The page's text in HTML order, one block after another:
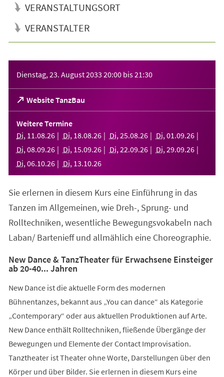
VERANSTALTUNGSORT
VERANSTALTER
Dienstag, 23. August 2033 20:00 bis21:30
Website TanzBau
(Öffnet
in
einem
neuen
Tab)
Weitere Termine
Di, 11 .08.26 Di, 18.08.26 Di, 25.08.26 Di, 01 .09.26
Di, 08.09.26 Di, 15.09.26 Di, 22.09.26 Di, 29.09.26
Di, 06.10.26 Di, 13.10.26
Sie erlernen in diesem Kurs eine Einführung in das
Tanzen im Allgemeinen, wie Dreh-, Sprung- und
Rolltechniken, wesentliche Bewegungsvokabeln nach
Laban/ Bartenieff und allmählich eine Choreographie.
New Dance & TanzTheater für Erwachsene Einsteiger
ab 20-40... Jahren
New Dance ist die aktuelle Form des modernen
Bühnentanzes, bekannt aus „You can dance“ als Kategorie
„Contemporary“ oder aus aktuellen Produktionen auf Arte.
New Dance enthält Rolltechniken, fließende Übergänge der
Bewegungen und Elemente der Contact Improvisation.
Tanztheater ist Theater ohne Worte, Darstellungen über den
Körper und über Bilder. Sie erlernen in diesem Kurs eine